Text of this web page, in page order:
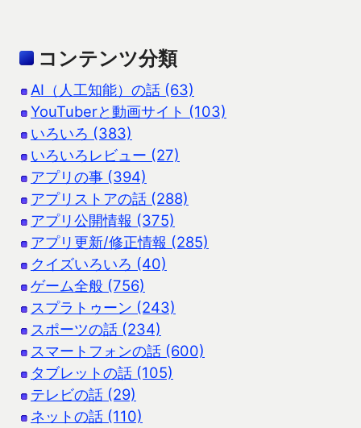
コンテンツ分類
AI（人工知能）の話 (63)
YouTuberと動画サイト (103)
いろいろ (383)
いろいろレビュー (27)
アプリの事 (394)
アプリストアの話 (288)
アプリ公開情報 (375)
アプリ更新/修正情報 (285)
クイズいろいろ (40)
ゲーム全般 (756)
スプラトゥーン (243)
スポーツの話 (234)
スマートフォンの話 (600)
タブレットの話 (105)
テレビの話 (29)
ネットの話 (110)